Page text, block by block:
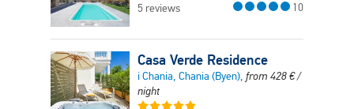
5 reviews
10
Casa Verde Residence
i Chania, Chania (Byen), from 428€/
night